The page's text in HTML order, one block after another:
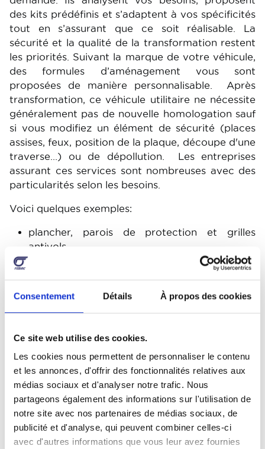
Consentement Détails À propos des cookies
Ce site web utilise des cookies.
Les cookies nous permettent de personnaliser le contenu
et les annonces, d'offrir des fonctionnalités relatives aux
médias sociaux et d'analyser notre trafic. Nous
partageons également des informations sur l'utilisation de
notre site avec nos partenaires de médias sociaux, de
publicité et d'analyse, qui peuvent combiner celles-ci
avec d'autres informations que vous leur avez fournies
des kits prédéfinis et s’adaptent à vos spécificités
tout en s’assurant que ce soit réalisable. La
sécurité et la qualité de la transformation restent
les priorités. Suivant la marque de votre véhicule,
des formules d’aménagement vous sont
proposées de manière personnalisable. Après
transformation, ce véhicule utilitaire ne nécessite
généralement pas de nouvelle homologation sauf
si vous modifiez un élément de sécurité (places
assises, feux, position de la plaque, découpe d'une
traverse…) ou de dépollution. Les entreprises
assurant ces services sont nombreuses avec des
particularités selon les besoins.
Voici quelques exemples:
plancher, parois de protection et grilles
antivols
installations électriques et luminaires
isolation, chauffage supplémentaire ou frigo
énergies autonomes (compresseur, groupe
électrogène)
rayonnages structurés (kits ou sur mesure)
rampes de chargement
galeries de toit
portes échelles ou portes vitres
arrimage de charge
éclairage et signalisation
pose de fenêtres